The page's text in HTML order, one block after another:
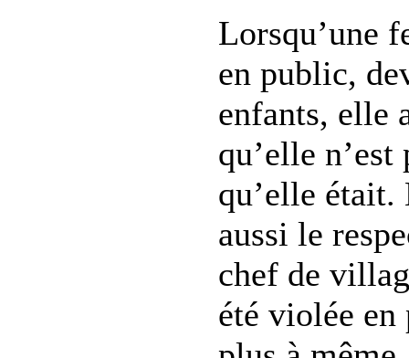
Lorsqu’une
en public,
enfants, elle
qu’elle
qu’elle
aussi le
chef de
été violée en